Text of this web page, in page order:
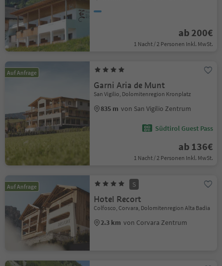
ab 200€
1 Nacht / 2 Personen Inkl. MwSt.
Auf Anfrage
Garni Aria de Munt
San Vigilio, Dolomitenregion Kronplatz
835 m von San Vigilio Zentrum
Südtirol Guest Pass
ab 136€
1 Nacht / 2 Personen Inkl. MwSt.
Auf Anfrage S
Hotel Recort
Colfosco, Corvara, Dolomitenregion Alta Badia
2.3 km von Corvara Zentrum